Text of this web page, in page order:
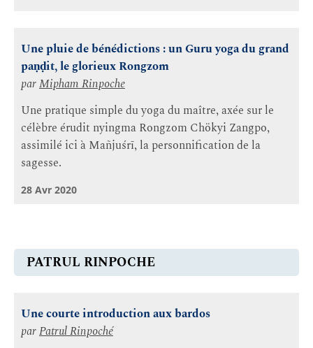
Une pluie de bénédictions : un Guru yoga du grand
paṇḍit, le glorieux Rongzom
parMipham Rinpoche
Une pratique simple du yoga du maître, axée sur le
célèbre érudit nyingma Rongzom Chökyi Zangpo,
assimilé ici à Mañjuśrī, la personnification de la
sagesse.
28 Avr 2020
PATRUL RINPOCHE
Une courte introduction aux bardos
parPatrul Rinpoché